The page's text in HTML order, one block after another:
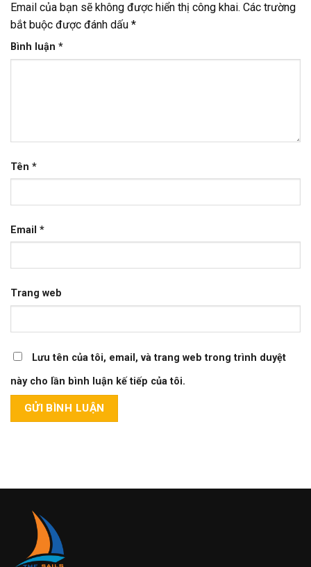
Email của bạn sẽ không được hiển thị công khai. Các trường
bắt buộc được đánh dấu *
Bình luận *
Tên *
Email *
Trang web
Lưu tên của tôi, email, và trang web trong trình duyệt
này cho lần bình luận kế tiếp của tôi.